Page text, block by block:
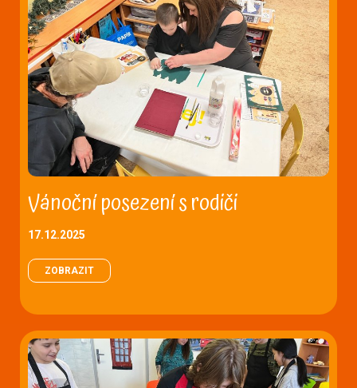
Vánoční posezení s rodiči
17.12.2025
ZOBRAZIT